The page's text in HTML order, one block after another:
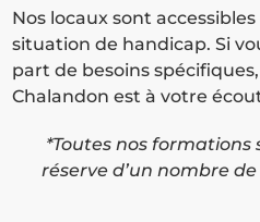
Nos locaux sont
situation de handicap. Si
part de besoins
Chalandon est à votre
*Toutes nos formations
réserve d’un nombre